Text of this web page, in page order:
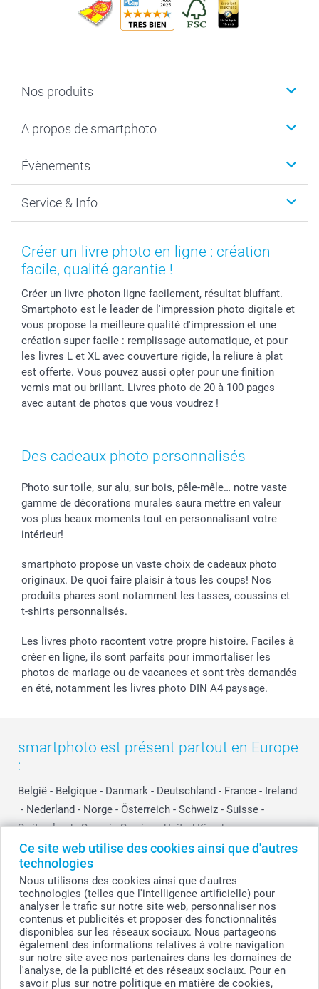
Ce site web utilise des cookies ainsi que d'autres
technologies
Nous utilisons des cookies ainsi que d'autres
technologies (telles que l'intelligence artificielle) pour
analyser le trafic sur notre site web, personnaliser nos
contenus et publicités et proposer des fonctionnalités
disponibles sur les réseaux sociaux. Nous partageons
également des informations relatives à votre navigation
sur notre site avec nos partenaires dans les domaines de
l'analyse, de la publicité et des réseaux sociaux. Pour en
savoir plus sur notre politique en matière de cookies,
Nos produits
Cadeaux photo
MyNameBook
Développement photo & Tirage photo
Cadres photo & accessoires déco
Calendrier photos & Agendas photo
Chèque Cadeau
A propos de smartphoto
Durabilité
Gestion des cookies
Mentions Légales
Presse
Investor Relations
B2B smartbusiness
Droit de rétractation
Évènements
Nouvel An
Fête des Mères
Fête des Pères
Mariage
Fête d'anniversaire
Collection naissance
Tous les évènements
Service & Info
Tarifs et frais de livraison
Livraison
Modes de Paiement
Identifiez-vous
Plan du site
Statut de ma commande
smarfriends
smartgarantie
Créer un livre photo en ligne : création
facile, qualité garantie !
Créer un livre photon ligne facilement, résultat bluffant.
Smartphoto est le leader de l'impression photo digitale et
vous propose la meilleure qualité d'impression et une
création super facile : remplissage automatique, et pour
les livres L et XL avec couverture rigide, la reliure à plat
est offerte. Vous pouvez aussi opter pour une finition
vernis mat ou brillant. Livres photo de 20 à 100 pages
avec autant de photos que vous voudrez !
Des cadeaux photo personnalisés
Photo sur toile, sur alu, sur bois, pêle-mêle… notre vaste
gamme de décorations murales saura mettre en valeur
vos plus beaux moments tout en personnalisant votre
intérieur!
smartphoto propose un vaste choix de cadeaux photo
originaux. De quoi faire plaisir à tous les coups! Nos
produits phares sont notamment les tasses, coussins et
t-shirts personnalisés.
Les livres photo racontent votre propre histoire. Faciles à
créer en ligne, ils sont parfaits pour immortaliser les
photos de mariage ou de vacances et sont très demandés
en été, notamment les livres photo DIN A4 paysage.
smartphoto est présent partout en Europe
:
België - Belgique - Danmark - Deutschland - France - Ireland
- Nederland - Norge - Österreich - Schweiz - Suisse -
Switzerland - Suomi - Sverige - United Kingdom -
Other Countries
© smartphoto group. Tous droits réservés
Tous les prix sont en francs suisses (CHF), TVA incluse et hors frais de port.